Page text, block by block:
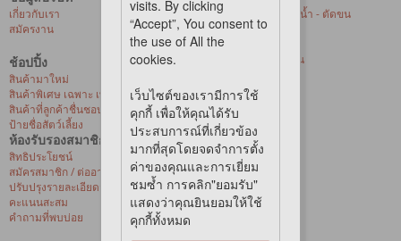
เกี่ยวกับเรา
สมัครงาน
ช้อปปิ้ง
สินค้ามาใหม่
สินค้าพิเศษ เฉพาะ เพ็ท เลิฟเวอร์ เซ็นเตอร์
สินค้าที่ลูกค้าชื่นชอบ
ป้ายชื่อสัตว์เลี้ยง
ศูนย์ให้บริการอาบน้ำ - ตัดขน
สัตว์เลี้ยงที่ร้านค้า
การจัดส่งด่วน
บริการจัดส่งถึงบ้าน
ห้องรับรองสมาชิก
สิทธิประโยชน์
สมัครสมาชิก / ต่ออายุ / เปิดใช้งานบัตรวีไอพี
ปรับปรุงรายละเอียดส่วนบุคคล
คะแนนสะสม
คำถามที่พบบ่อย
visits. By clicking
“Accept”, You consent to
the use of All the
cookies.
เว็บไซต์ของเรามีการใช้
คุกกี้ เพื่อให้คุณได้รับ
ประสบการณ์ที่เกี่ยวข้อง
มากที่สุดโดยจดจำการตั้ง
ค่าของคุณและการเยี่ยม
ชมซ้ำ การคลิก"ยอมรับ"
แสดงว่าคุณยินยอมให้ใช้
คุกกี้ทั้งหมด